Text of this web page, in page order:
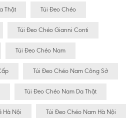
Thật Túi Đeo Chéo
Túi Đeo Chéo Gianni Conti
Túi Đeo Chéo Nam
Túi Đeo Chéo Nam Công Sở
Túi Đeo Chéo Nam Da Thật
Hà Nội Túi Đeo Chéo Nam Hà Nội